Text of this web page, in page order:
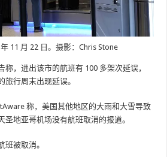
11 月 22 日。摄影：Chris Stone
，进出该市的航班有 100 多架次延误，
旅行周末出现延误。
称，美国其他地区的大雨和大雪导致
圣地亚哥机场没有航班取消的报道。
班被取消。